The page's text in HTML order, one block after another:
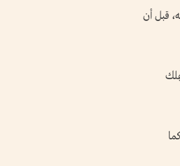
قبل أن
خلال 14 دقيقة، كما